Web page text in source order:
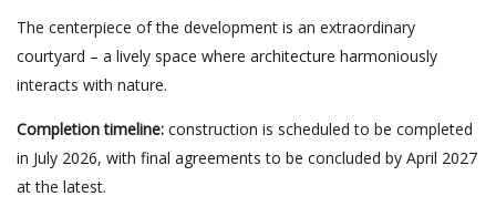
The centerpiece of the development is an extraordinary
courtyard – a lively space where architecture harmoniously
interacts with nature.
Completion timeline: construction is scheduled to be completed
in July 2026, with final agreements to be concluded by April 2027
at the latest.